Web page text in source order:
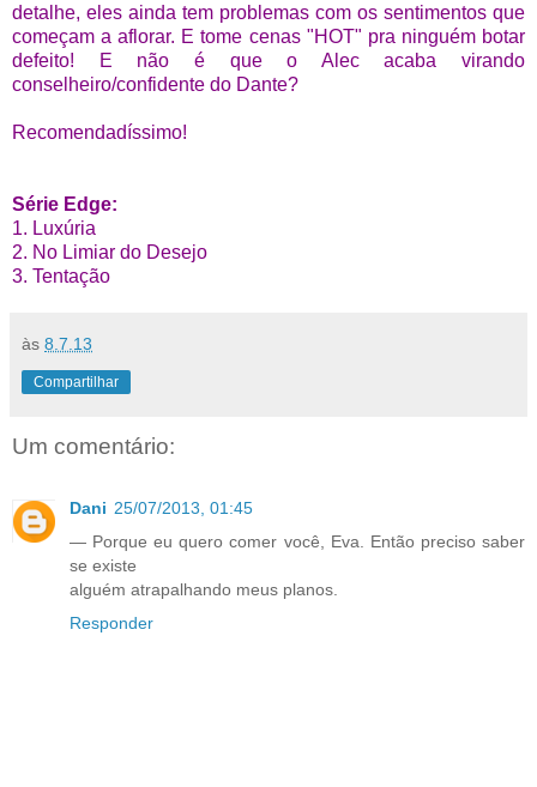
detalhe, eles ainda tem problemas com os sentimentos que
começam a aflorar. E tome cenas "HOT" pra ninguém botar
defeito!
E não é que o Alec acaba virando
conselheiro/confidente do Dante?
Recomendadíssimo!
Série Edge:
1. Luxúria
2. No Limiar do Desejo
3. Tentação
às 8.7.13
Compartilhar
Um comentário:
Dani 25/07/2013, 01:45
— Porque eu quero comer você, Eva. Então preciso saber
se existe
alguém atrapalhando meus planos.
Responder